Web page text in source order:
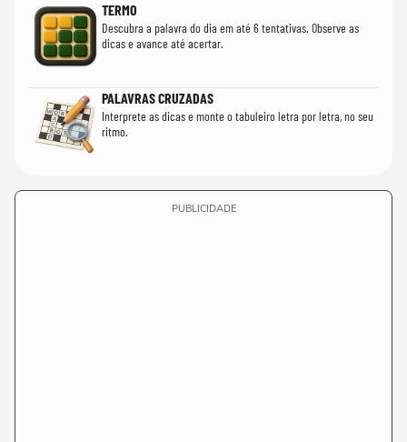
TERMO
Descubra a palavra do dia em até 6 tentativas. Observe as
dicas e avance até acertar.
PALAVRAS CRUZADAS
Interprete as dicas e monte o tabuleiro letra por letra, no seu
ritmo.
PUBLICIDADE